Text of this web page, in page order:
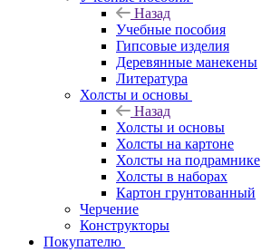
Назад
Учебные пособия
Гипсовые изделия
Деревянные манекены
Литература
Холсты и основы
Назад
Холсты и основы
Холсты на картоне
Холсты на подрамнике
Холсты в наборах
Картон грунтованный
Черчение
Конструкторы
Покупателю